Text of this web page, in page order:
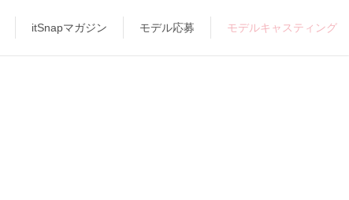
itSnapマガジン モデル応募 モデルキャスティング